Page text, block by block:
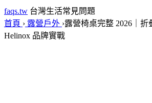
faqs.tw 台灣生活常見問題
首頁 › 露營戶外 ›露營椅桌完整 2026｜折
Helinox 品牌實戰